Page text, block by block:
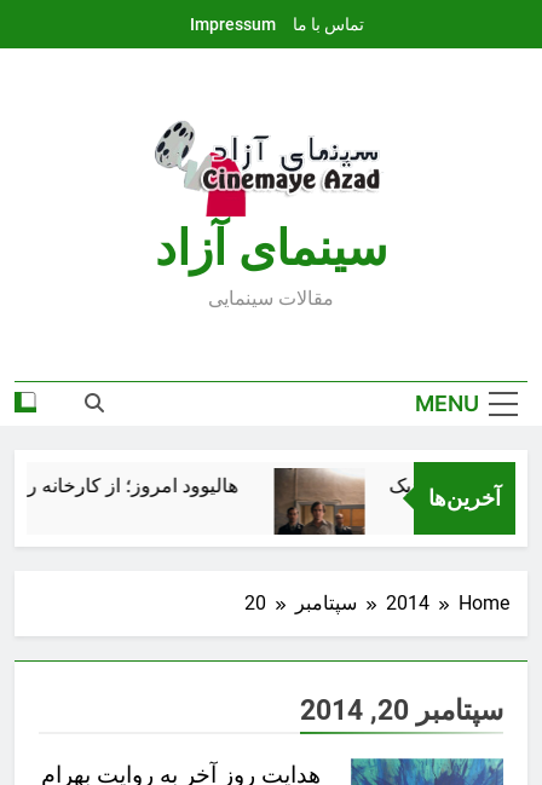
تماس با ما Impressum
سينماى آزاد
مقالات سينمايى
MENU
آخرین‌ها هالیوود امروز؛ از کارخانه
Home
2014 سپتامبر 20
سپتامبر 20, 2014
هدایت روز آخر به روایت بهرام